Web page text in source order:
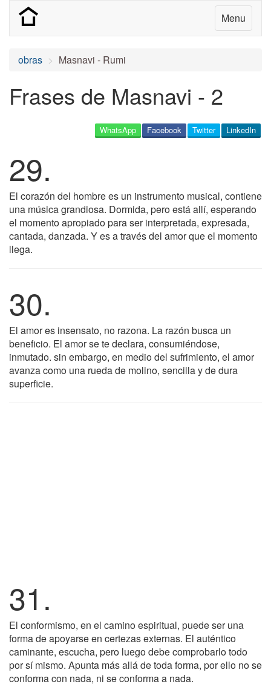
Menu
obras Masnavi - Rumi
Frases de Masnavi - 2
LinkedIn
Twitter
Facebook
WhatsApp
29.
El corazón del hombre es un instrumento musical, contiene
una música grandiosa. Dormida, pero está allí, esperando
el momento apropiado para ser interpretada, expresada,
cantada, danzada. Y es a través del amor que el momento
llega.
30.
El amor es insensato, no razona. La razón busca un
beneficio. El amor se te declara, consumiéndose,
inmutado. sin embargo, en medio del sufrimiento, el amor
avanza como una rueda de molino, sencilla y de dura
superficie.
31.
El conformismo, en el camino espiritual, puede ser una
forma de apoyarse en certezas externas. El auténtico
caminante, escucha, pero luego debe comprobarlo todo
por sí mismo. Apunta más allá de toda forma, por ello no se
conforma con nada, ni se conforma a nada.